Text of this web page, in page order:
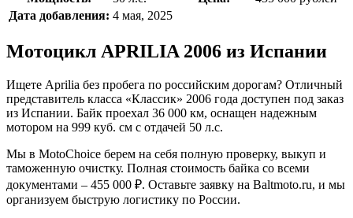
Дата добавления: 4 мая, 2025
Мотоцикл APRILIA 2006 из Испании
Ищете Aprilia без пробега по российским дорогам? Отличный
представитель класса «Классик» 2006 года доступен под заказ
из Испании. Байк проехал 36 000 км, оснащен надежным
мотором на 999 куб. см с отдачей 50 л.с.
Мы в MotoChoice берем на себя полную проверку, выкуп и
таможенную очистку. Полная стоимость байка со всеми
документами – 455 000 ₽. Оставьте заявку на Baltmoto.ru, и мы
организуем быструю логистику по России.